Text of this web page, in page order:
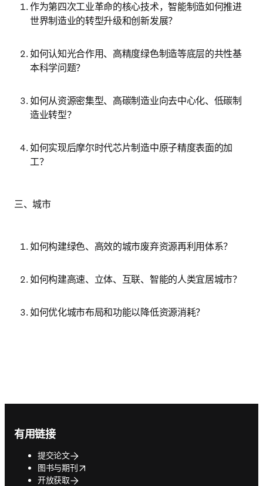
作为第四次工业革命的核心技术，智能制造如何推进
世界制造业的转型升级和创新发展？
如何认知光合作用、高精度绿色制造等底层的共性基
本科学问题？
如何从资源密集型、高碳制造业向去中心化、低碳制
造业转型？
如何实现后摩尔时代芯片制造中原子精度表面的加
工？
三、城市
如何构建绿色、高效的城市废弃资源再利用体系？
如何构建高速、立体、互联、智能的人类宜居城市？
如何优化城市布局和功能以降低资源消耗？
有用链接
提交论文
图书与期刊
opens in new tab/window
开放获取